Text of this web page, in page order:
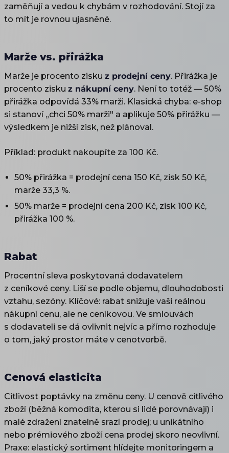
zaměňují a vedou k chybám v rozhodování. Stojí za
to mít je rovnou ujasněné.
Marže vs. přirážka
Marže je procento zisku z prodejní ceny. Přirážka je
procento zisku z nákupní ceny. Není to totéž — 50%
přirážka odpovídá 33% marži. Klasická chyba: e-shop
si stanoví „chci 50% marži" a aplikuje 50% přirážku —
výsledkem je nižší zisk, než plánoval.
Příklad: produkt nakoupíte za 100 Kč.
50% přirážka = prodejní cena 150 Kč, zisk 50 Kč,
marže 33,3 %.
50% marže = prodejní cena 200 Kč, zisk 100 Kč,
přirážka 100 %.
Rabat
Procentní sleva poskytovaná dodavatelem
z ceníkové ceny. Liší se podle objemu, dlouhodobosti
vztahu, sezóny. Klíčové: rabat snižuje vaši reálnou
nákupní cenu, ale ne ceníkovou. Ve smlouvách
s dodavateli se dá ovlivnit nejvíc a přímo rozhoduje
o tom, jaký prostor máte v cenotvorbě.
Cenová elasticita
Citlivost poptávky na změnu ceny. U cenově citlivého
zboží (běžná komodita, kterou si lidé porovnávají) i
malé zdražení znatelně srazí prodej; u unikátního
nebo prémiového zboží cena prodej skoro neovlivní.
Praxe: elastický sortiment hlídejte monitoringem a